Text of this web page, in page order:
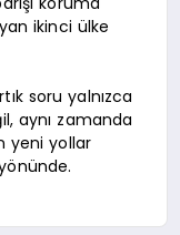
ikinci ülke
soru yalnızca
aynı zamanda
yeni yollar